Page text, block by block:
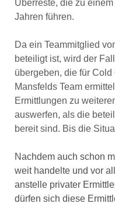
Überreste, die zu
Jahren führen.
Da ein Teammitglied
beteiligt ist, wird der
übergeben, die für
Mansfelds Team
Ermittlungen zu
auswerfen, als die
bereit sind. Bis die
Nachdem auch schon
weit handelte und vor
anstelle privater
dürfen sich diese